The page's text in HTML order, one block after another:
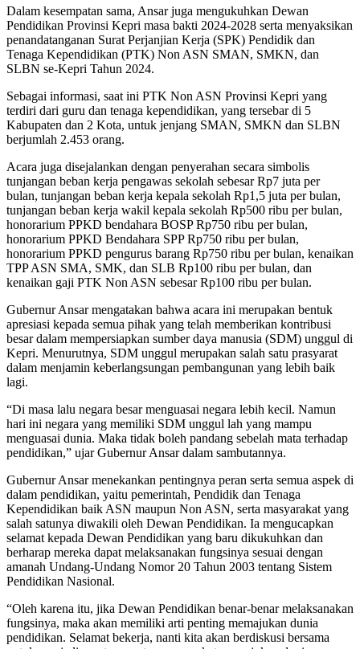
Dalam kesempatan sama, Ansar juga mengukuhkan Dewan
Pendidikan Provinsi Kepri masa bakti 2024-2028 serta menyaksikan
penandatanganan Surat Perjanjian Kerja (SPK) Pendidik dan
Tenaga Kependidikan (PTK) Non ASN SMAN, SMKN, dan
SLBN se-Kepri Tahun 2024.
Sebagai informasi, saat ini PTK Non ASN Provinsi Kepri yang
terdiri dari guru dan tenaga kependidikan, yang tersebar di 5
Kabupaten dan 2 Kota, untuk jenjang SMAN, SMKN dan SLBN
berjumlah 2.453 orang.
Acara juga disejalankan dengan penyerahan secara simbolis
tunjangan beban kerja pengawas sekolah sebesar Rp7 juta per
bulan, tunjangan beban kerja kepala sekolah Rp1,5 juta per bulan,
tunjangan beban kerja wakil kepala sekolah Rp500 ribu per bulan,
honorarium PPKD bendahara BOSP Rp750 ribu per bulan,
honorarium PPKD Bendahara SPP Rp750 ribu per bulan,
honorarium PPKD pengurus barang Rp750 ribu per bulan, kenaikan
TPP ASN SMA, SMK, dan SLB Rp100 ribu per bulan, dan
kenaikan gaji PTK Non ASN sebesar Rp100 ribu per bulan.
Gubernur Ansar mengatakan bahwa acara ini merupakan bentuk
apresiasi kepada semua pihak yang telah memberikan kontribusi
besar dalam mempersiapkan sumber daya manusia (SDM) unggul di
Kepri. Menurutnya, SDM unggul merupakan salah satu prasyarat
dalam menjamin keberlangsungan pembangunan yang lebih baik
lagi.
“Di masa lalu negara besar menguasai negara lebih kecil. Namun
hari ini negara yang memiliki SDM unggul lah yang mampu
menguasai dunia. Maka tidak boleh pandang sebelah mata terhadap
pendidikan,” ujar Gubernur Ansar dalam sambutannya.
Gubernur Ansar menekankan pentingnya peran serta semua aspek di
dalam pendidikan, yaitu pemerintah, Pendidik dan Tenaga
Kependidikan baik ASN maupun Non ASN, serta masyarakat yang
salah satunya diwakili oleh Dewan Pendidikan. Ia mengucapkan
selamat kepada Dewan Pendidikan yang baru dikukuhkan dan
berharap mereka dapat melaksanakan fungsinya sesuai dengan
amanah Undang-Undang Nomor 20 Tahun 2003 tentang Sistem
Pendidikan Nasional.
“Oleh karena itu, jika Dewan Pendidikan benar-benar melaksanakan
fungsinya, maka akan memiliki arti penting memajukan dunia
pendidikan. Selamat bekerja, nanti kita akan berdiskusi bersama